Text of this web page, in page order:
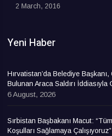
2 March, 2016
Yeni Haber
Hırvatistan’da Belediye
Bulunan Araca Saldırı İddiasıyla
6 August, 2026
Sırbistan Başbakanı Macut:
Koşulları Sağlamaya Çalışıyoruz”